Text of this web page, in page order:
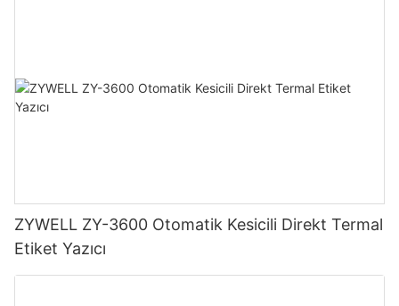
ZYWELL ZY-3600 Otomatik Kesicili Direkt Termal
Etiket Yazıcı